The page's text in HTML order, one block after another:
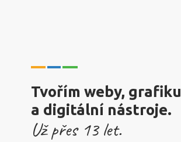
Tvořím weby, grafiku
a digitální nástroje.
Už přes 13let.